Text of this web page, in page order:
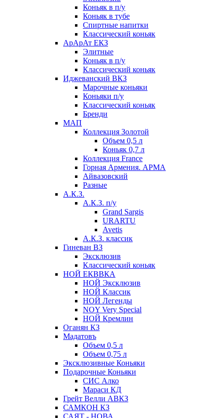
Коньяк в п/у
Коньяк в тубе
Спиртные напитки
Классический коньяк
АрАрАт ЕКЗ
Элитные
Коньяк в п/у
Классический коньяк
Иджеванский ВКЗ
Марочные коньяки
Коньяки п/у
Классический коньяк
Бренди
МАП
Коллекция Золотой
Объем 0,5 л
Коньяк 0,7 л
Коллекция France
Горная Армения. АРМА
Айвазовский
Разные
А.К.З.
А.К.З. п/у
Grand Sargis
URARTU
Avetis
А.К.З. классик
Гиневан ВЗ
Эксклюзив
Классический коньяк
НОЙ ЕКВВКА
НОЙ Эксклюзив
НОЙ Классик
НОЙ Легенды
NOY Very Speсial
НОЙ Кремлин
Оганян КЗ
Мадатовъ
Объем 0,5 л
Объем 0,75 л
Эксклюзивные Коньяки
Подарочные Коньяки
СИС Алко
Мараси КД
Грейт Велли АВКЗ
САМКОН КЗ
САЯТ - НОВА